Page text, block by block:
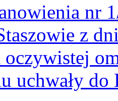
nr
z
oczywistej
uchwały